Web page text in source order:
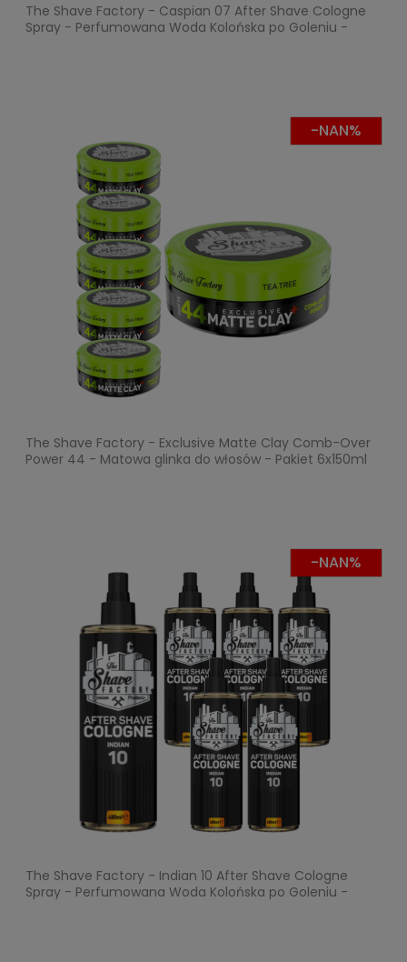
The Shave Factory - Caspian 07 After Shave Cologne
Spray - Perfumowana Woda Kolońska po Goleniu -
The Shave Factory - Exclusive Matte Clay Comb-Over
Power 44 - Matowa glinka do włosów - Pakiet 6x150ml
-NAN%
The Shave Factory - Indian 10 After Shave Cologne
Spray - Perfumowana Woda Kolońska po Goleniu -
-NAN%